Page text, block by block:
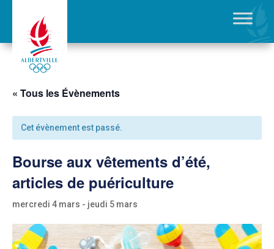
« Tous les Évènements
Cet évènement est passé.
Bourse aux vêtements d’été,
articles de puériculture
mercredi 4 mars - jeudi 5 mars